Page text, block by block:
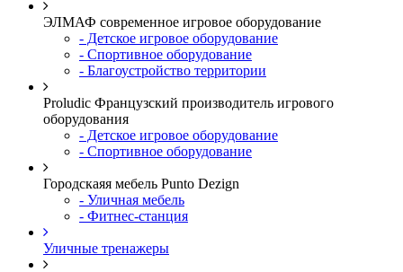
ЭЛМАФ современное игровое оборудование
- Детское игровое оборудование
- Спортивное оборудование
- Благоустройство территории
Proludic Французский производитель игрового
оборудования
- Детское игровое оборудование
- Спортивное оборудование
Городскаяя мебель Punto Dezign
- Уличная мебель
- Фитнес-станция
Уличные тренажеры